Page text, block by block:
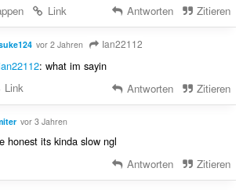
Link Antworten Zitieren
vor 2 Jahren Ian22112
: what im sayin
Link
Antworten Zitieren
vor 3 Jahren
honest its kinda slow ngl
Antworten Zitieren